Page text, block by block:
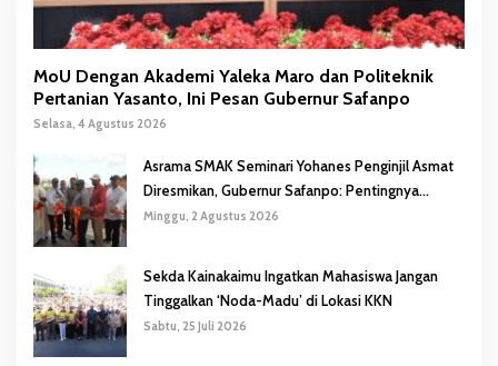
MoU Dengan Akademi Yaleka Maro dan Politeknik
Pertanian Yasanto, Ini Pesan Gubernur Safanpo
Selasa, 4 Agustus 2026
Asrama SMAK Seminari Yohanes Penginjil Asmat
Diresmikan, Gubernur Safanpo: Pentingnya
Pendidikan Karakter
Minggu, 2 Agustus 2026
Sekda Kainakaimu Ingatkan Mahasiswa Jangan
Tinggalkan ‘Noda-Madu’ di Lokasi KKN
Sabtu, 25 Juli 2026